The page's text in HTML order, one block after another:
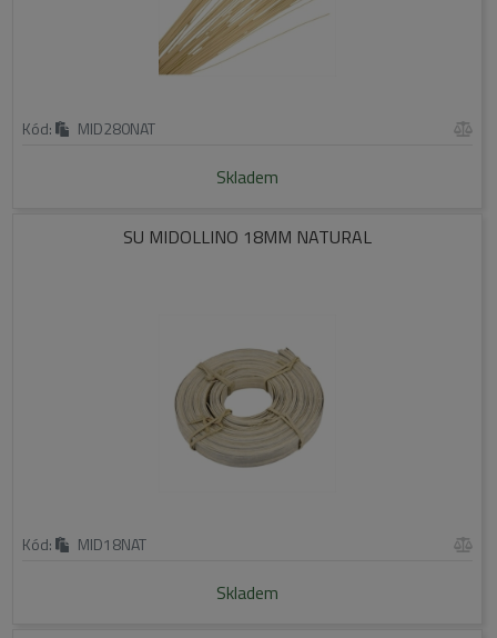
Kód: MID280NAT
Skladem
SU MIDOLLINO 18MM NATURAL
Kód: MID18NAT
Skladem